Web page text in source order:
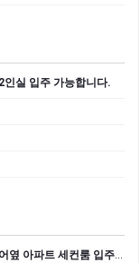
인실 입주 가능합니다.
룸 입주 가능합니다. (남자 1분)